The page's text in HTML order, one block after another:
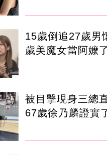
15歲倒追27歲男
歲美魔女當阿嬤了
被目擊現身三總
67歲徐乃麟證實